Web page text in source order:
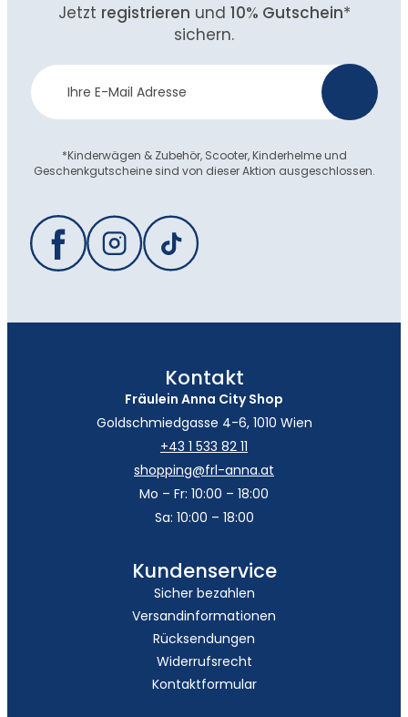
Jetzt registrieren und 10% Gutschein*
sichern.
Newsletter
Anmeldung
*Kinderwägen & Zubehör, Scooter, Kinderhelme und
Geschenkgutscheine sind von dieser Aktion ausgeschlossen.
Kontakt
Fräulein Anna City Shop
Goldschmiedgasse 4-6, 1010 Wien
+43 1 533 82 11
shopping@frl-anna.at
Mo – Fr: 10:00 – 18:00
Sa: 10:00 – 18:00
Kundenservice
Sicher bezahlen
Versandinformationen
Rücksendungen
Widerrufsrecht
Kontaktformular